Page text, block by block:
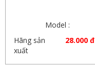
Model :
Hãng sản
xuất
28.000 đ